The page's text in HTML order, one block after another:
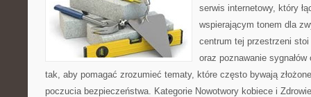
serwis internetowy, który
wspierającym tonem dla
centrum tej przestrzeni
oraz poznawanie
tak, aby pomagać zrozumieć tematy, które często bywają
poczucia bezpieczeństwa. Kategorie Nowotwory kobiece i